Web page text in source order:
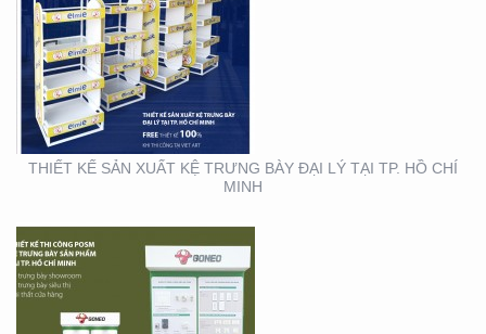
THIẾT KẾ SẢN XUẤT KỆ TRƯNG BÀY ĐẠI LÝ TẠI TP. HỒ CHÍ
MINH
THIẾT KẾ THI CÔNG KỆ
TRƯNG BÀY SẢN PHẨM
TẠI TP. HỒ CHÍ MINH
THIẾT KẾ SẢN XUẤT